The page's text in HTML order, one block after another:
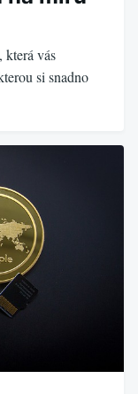
která vás
si snadno